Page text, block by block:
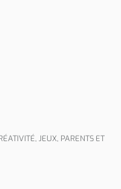
, JEUX, PARENTS ET